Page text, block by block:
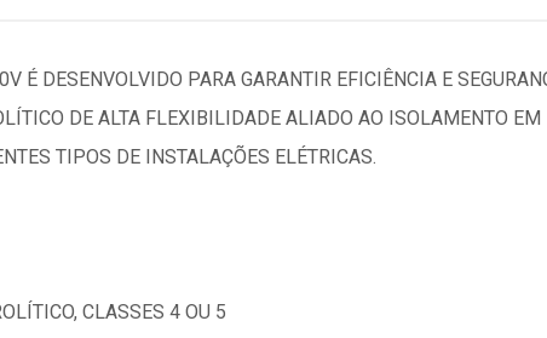
É DESENVOLVIDO PARA GARANTIR EFICIÊNCIA E
DE ALTA FLEXIBILIDADE ALIADO AO ISOLAMENTO
TIPOS DE INSTALAÇÕES ELÉTRICAS.
CLASSES 4 OU 5